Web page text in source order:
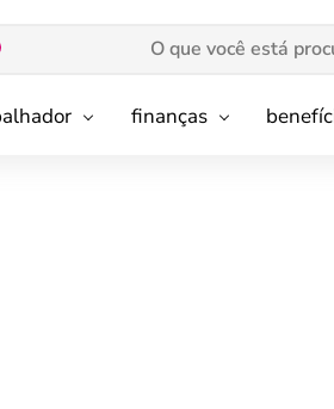
finanças